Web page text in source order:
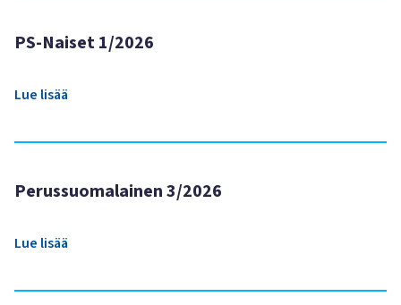
PS-Naiset 1/2026
Lue lisää
Perussuomalainen 3/2026
Lue lisää